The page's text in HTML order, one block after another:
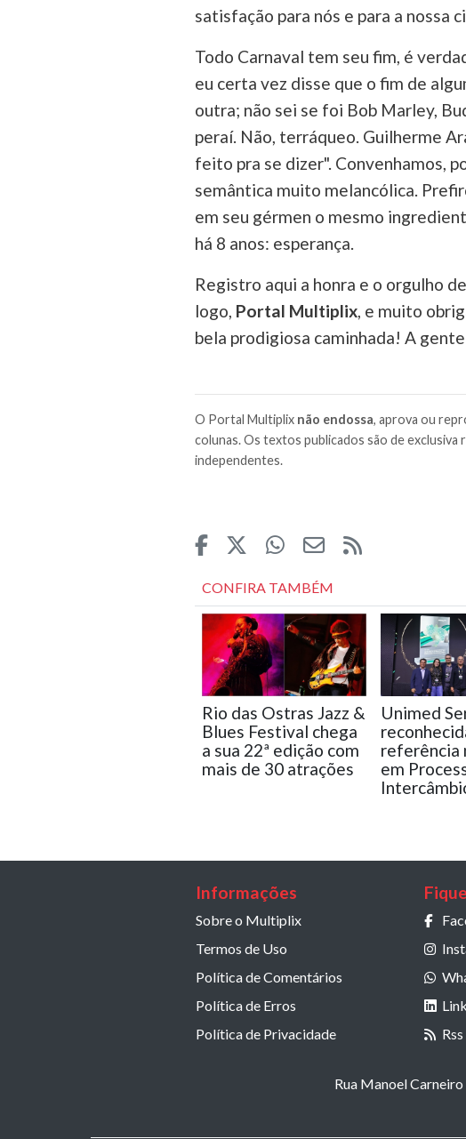
satisfação para nós e para a nossa
Todo Carnaval tem seu fim, é
eu certa vez disse que o fim de
outra; não sei se foi Bob Marley,
peraí. Não, terráqueo. Guilherme
feito pra se dizer". Convenhamos,
semântica muito melancólica.
em seu gérmen o mesmo
há 8 anos: esperança.
Registro aqui a honra e o orgulho
logo, Portal Multiplix, e muito
bela prodigiosa caminhada! A
O Portal Multiplix não endossa, aprova ou
colunas. Os textos publicados são de exclusiva
independentes.
CONFIRA TAMBÉM
Rio das Ostras Jazz &
Blues Festival chega
a sua 22ª edição com
mais de 30 atrações
Unimed
referência
em
Informações
Sobre o Multiplix
Termos de Uso
Política de Comentários
Política de Erros
Política de Privacidade
Rss
Rua Manoel